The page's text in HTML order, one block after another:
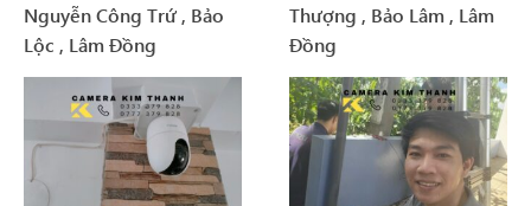
Nguyễn Công Trứ , Bảo
Lộc , Lâm Đồng
Thượng , Bảo Lâm , Lâm
Đồng